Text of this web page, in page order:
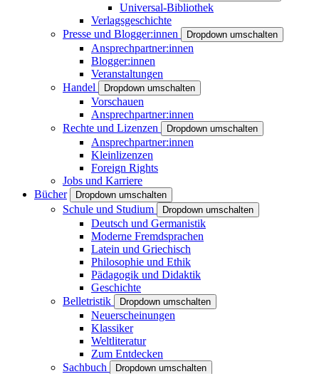
Universal-Bibliothek
Verlagsgeschichte
Presse und Blogger:innen
Dropdown umschalten
Ansprechpartner:innen
Blogger:innen
Veranstaltungen
Handel
Dropdown umschalten
Vorschauen
Ansprechpartner:innen
Rechte und Lizenzen
Dropdown umschalten
Ansprechpartner:innen
Kleinlizenzen
Foreign Rights
Jobs und Karriere
Bücher
Dropdown umschalten
Schule und Studium Dropdown umschalten
Deutsch und Germanistik
Moderne Fremdsprachen
Latein und Griechisch
Philosophie und Ethik
Pädagogik und Didaktik
Geschichte
Belletristik
Dropdown umschalten
Neuerscheinungen
Klassiker
Weltliteratur
Zum Entdecken
Sachbuch
Dropdown umschalten